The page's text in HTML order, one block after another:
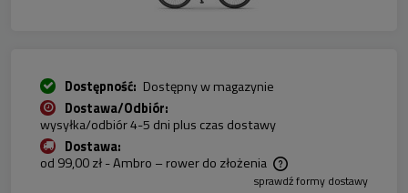
Dostępność: Dostępny w magazynie
Dostawa/Odbiór:
wysyłka/odbiór 4-5 dni plus czas dostawy
Dostawa:
od 99,00 zł- Ambro – rower do złożenia
Cena nie zawiera ewentualnych kosztów płatnościsprawdź formy dostawy